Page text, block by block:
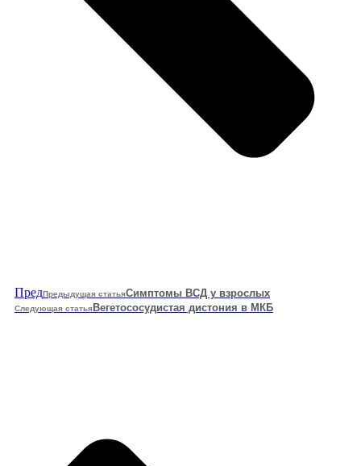
ПредПредыдущая статьяСимптомы ВСД у взрослых
Следующая статья Вегетососудистая дистония в МКБ